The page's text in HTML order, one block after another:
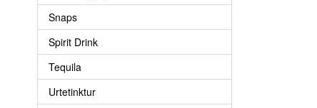
Snaps
Spirit Drink
Tequila
Urtetinktur